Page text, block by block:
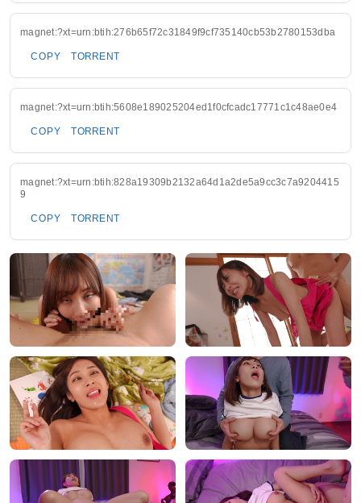
magnet:?xt=urn:btih:276b65f72c31849f9cf735140cb53b2780153dba
COPY TORRENT
magnet:?xt=urn:btih:5608e189025204ed1f0cfcadc17771c1c48ae0e4
COPY TORRENT
magnet:?xt=urn:btih:828a19309b2132a64d1a2de5a9cc3c7a9204415
9
COPY TORRENT